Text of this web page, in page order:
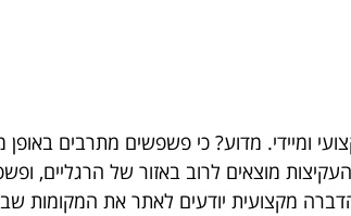
ומיידי. מדוע? כי פשפשים מתרבים באופן
מוצאים לרוב באזור של הרגליים,
מקצועית יודעים לאתר את